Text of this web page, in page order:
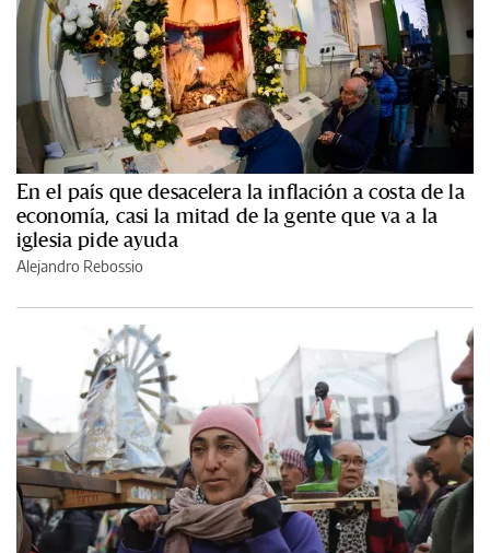
En el país que desacelera la inflación a costa de la
economía, casi la mitad de la gente que va a la
iglesia pide ayuda
Alejandro Rebossio